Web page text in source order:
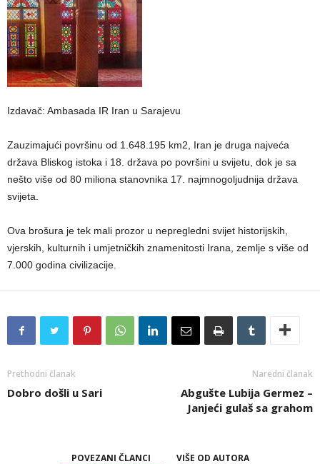
Izdavač: Ambasada IR Iran u Sarajevu
Zauzimajući površinu od 1.648.195 km2, Iran je druga najveća
država Bliskog istoka i 18. država po površini u svijetu, dok je sa
nešto više od 80 miliona stanovnika 17. najmnogoljudnija država
svijeta.
Ova brošura je tek mali prozor u nepregledni svijet historijskih,
vjerskih, kulturnih i umjetničkih znamenitosti Irana, zemlje s više od
7.000 godina civilizacije.
Prethodni članak
Dobro došli u Sari
Naredni članak
Abgušte Lubija Germez –
Janjeći gulaš sa grahom
POVEZANI ČLANCI VIŠE OD AUTORA